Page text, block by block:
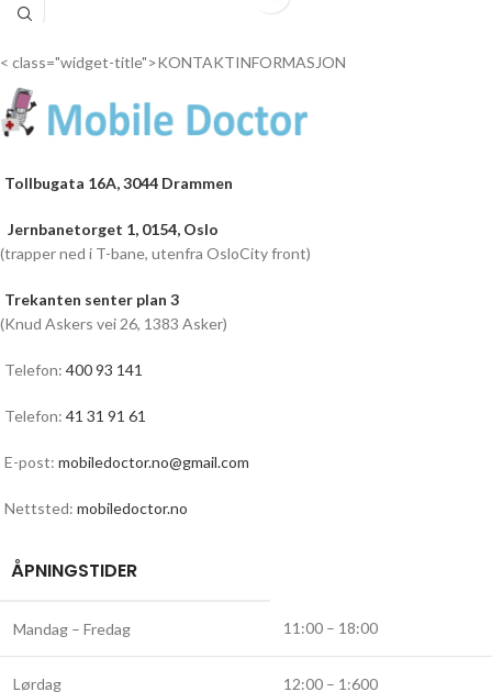
< class="widget-title">KONTAKTINFORMASJON
Tollbugata 16A, 3044 Drammen
Jernbanetorget 1, 0154, Oslo
(trapper ned i T-bane, utenfra OsloCity front)
Trekanten senter plan 3
(Knud Askers vei 26, 1383 Asker)
Telefon: 400 93 141
Telefon: 41 31 91 61
E-post: mobiledoctor.no@gmail.com
Nettsted: mobiledoctor.no
ÅPNINGSTIDER
Mandag – Fredag 11:00 – 18:00
Lørdag 12:00 – 1:600